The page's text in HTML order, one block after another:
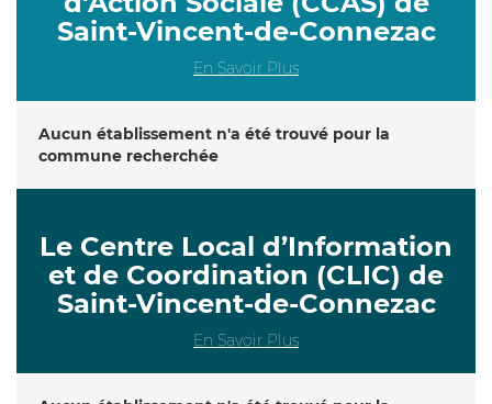
Saint-Vincent-de-Connezac
En Savoir Plus
Aucun établissement n'a été trouvé pour la
commune recherchée
Le Centre Local d’Information
et de Coordination (CLIC) de
Saint-Vincent-de-Connezac
En Savoir Plus